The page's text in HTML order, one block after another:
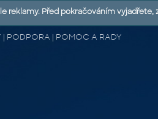
| PODPORA | POMOC A RADY
reklamy. Před pokračováním